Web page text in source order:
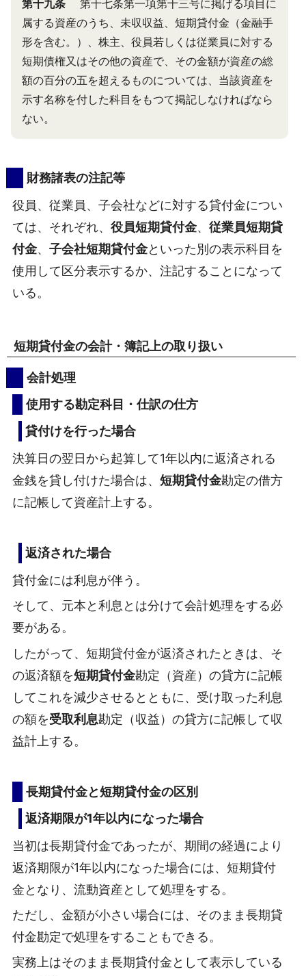
第十九条 第十七条第一項第十三号に掲げる項目に
属する資産のうち、未収収益、短期貸付金（金融手
形を含む。）、株主、役員若しくは従業員に対する
短期債権又はその他の資産で、その金額が資産の総
額の百分の五を超えるものについては、当該資産を
示す名称を付した科目をもつて掲記しなければなら
ない。
財務諸表の注記等
役員、従業員、子会社などに対する貸付金につい
ては、それぞれ、 役員短期貸付金、 従業員短期貸
付金、 子会社短期貸付金といった別の表示科目を
使用して区分表示するか、注記することになって
いる。
短期貸付金の会計・簿記上の取り扱い
会計処理
使用する勘定科目・仕訳の仕方
貸付けを行った場合
決算日の翌日から起算して1年以内に返済される
金銭を貸し付けた場合は、 短期貸付金勘定の借方
に記帳して資産計上する。
返済された場合
貸付金には利息が伴う。
そして、元本と利息とは分けて会計処理をする必
要がある。
したがって、短期貸付金が返済されたときは、そ
の返済額を短期貸付金勘定（資産）の貸方に記帳
してこれを減少させるとともに、受け取った利息
の額を受取利息勘定（収益）の貸方に記帳して収
益計上する。
長期貸付金と短期貸付金の区別
返済期限が1年以内になった場合
当初は長期貸付金であったが、期間の経過により
返済期限が1年以内になった場合には、短期貸付
金となり、流動資産として処理をする。
ただし、金額が小さい場合には、そのまま長期貸
付金勘定で処理をすることもできる。
実務上はそのまま長期貸付金として表示している